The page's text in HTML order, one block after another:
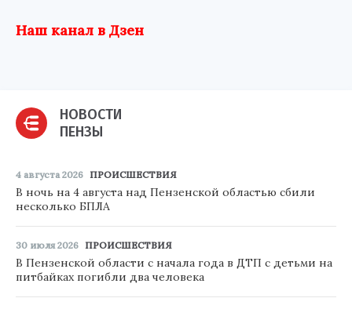
Наш канал в Дзен
НОВОСТИ
ПЕНЗЫ
4 августа 2026 ПРОИСШЕСТВИЯ
В ночь на 4 августа над Пензенской областью сбили
несколько БПЛА
30 июля 2026 ПРОИСШЕСТВИЯ
В Пензенской области с начала года в ДТП с детьми на
питбайках погибли два человека